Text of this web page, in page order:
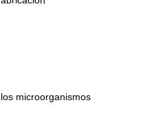
microorganismos